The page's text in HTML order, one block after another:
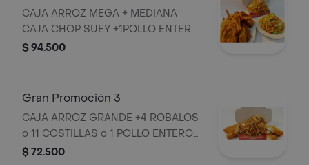
CAJA ARROZ MEGA + MEDIANA
CAJA CHOP SUEY +1POLLO ENTERO
o 4 ROBALOS o 11 COSTILLAS para
$ 94.500
Gran Promoción 3
CAJA ARROZ GRANDE +4 ROBALOS
o 11 COSTILLAS o 1 POLLO ENTERO
para 4 - 6 personales
$ 72.500